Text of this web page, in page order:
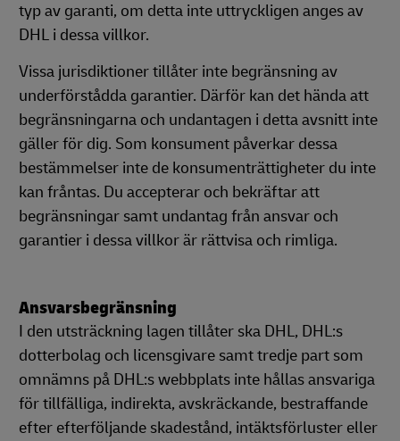
typ av garanti, om detta inte uttryckligen anges av
DHL i dessa villkor.
Vissa jurisdiktioner tillåter inte begränsning av
underförstådda garantier. Därför kan det hända att
begränsningarna och undantagen i detta avsnitt inte
gäller för dig. Som konsument påverkar dessa
bestämmelser inte de konsumenträttigheter du inte
kan fråntas. Du accepterar och bekräftar att
begränsningar samt undantag från ansvar och
garantier i dessa villkor är rättvisa och rimliga.
Ansvarsbegränsning
I den utsträckning lagen tillåter ska DHL, DHL:s
dotterbolag och licensgivare samt tredje part som
omnämns på DHL:s webbplats inte hållas ansvariga
för tillfälliga, indirekta, avskräckande, bestraffande
efter efterföljande skadestånd, intäktsförluster eller